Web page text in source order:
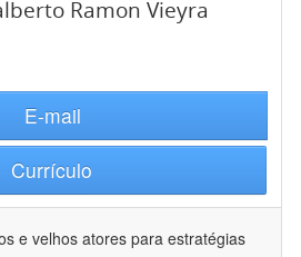
Ramon Vieyra
E-mail
Currículo
e velhos atores para estratégias